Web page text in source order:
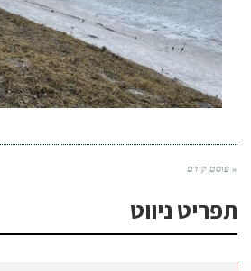
« פוסט קודם
תפריט ניווט